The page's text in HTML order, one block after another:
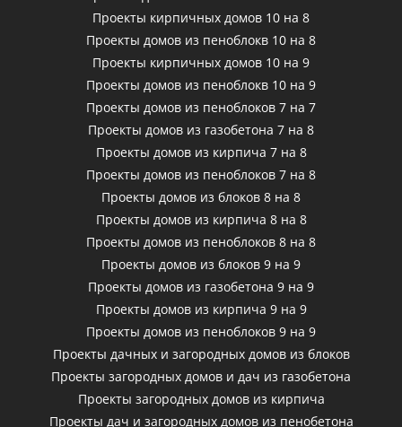
Проекты кирпичных домов 10 на 8
Проекты домов из пеноблокв 10 на 8
Проекты кирпичных домов 10 на 9
Проекты домов из пеноблокв 10 на 9
Проекты домов из пеноблоков 7 на 7
Проекты домов из газобетона 7 на 8
Проекты домов из кирпича 7 на 8
Проекты домов из пеноблоков 7 на 8
Проекты домов из блоков 8 на 8
Проекты домов из кирпича 8 на 8
Проекты домов из пеноблоков 8 на 8
Проекты домов из блоков 9 на 9
Проекты домов из газобетона 9 на 9
Проекты домов из кирпича 9 на 9
Проекты домов из пеноблоков 9 на 9
Проекты дачных и загородных домов из блоков
Проекты загородных домов и дач из газобетона
Проекты загородных домов из кирпича
Проекты дач и загородных домов из пенобетона